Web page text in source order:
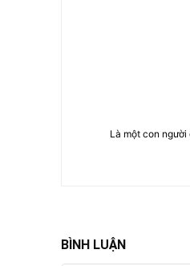
Là một con
BÌNH LUẬN